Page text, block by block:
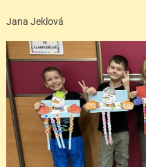
Jana Jeklová